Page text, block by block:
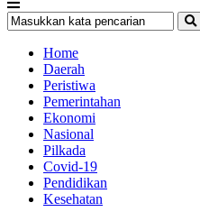
Home
Daerah
Peristiwa
Pemerintahan
Ekonomi
Nasional
Pilkada
Covid-19
Pendidikan
Kesehatan